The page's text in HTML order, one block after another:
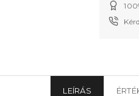
LEÍRÁS